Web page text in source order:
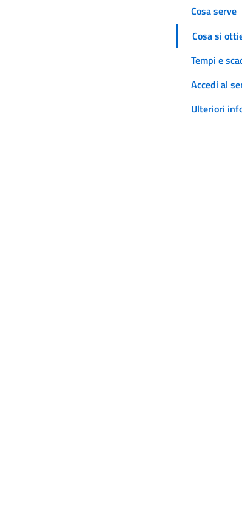
Cosa serve
Cosa si
Tempi e
Accedi al
Ulteriori